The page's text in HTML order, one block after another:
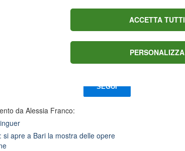
Ottolini programmano
SEGUI
da Alessia Franco:
si apre a Bari la mostra delle opere
ACCETTA TUTTI
PERSONALIZZA